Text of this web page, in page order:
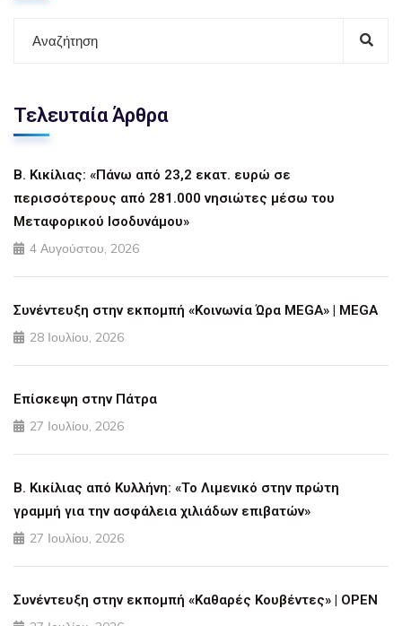
Τελευταία Άρθρα
Β. Κικίλιας: «Πάνω από 23,2 εκατ. ευρώ σε
περισσότερους από 281.000 νησιώτες μέσω του
Μεταφορικού Ισοδυνάμου»
4 Αυγούστου, 2026
Συνέντευξη στην εκπομπή «Κοινωνία Ώρα MEGA» | MEGA
28 Ιουλίου, 2026
Επίσκεψη στην Πάτρα
27 Ιουλίου, 2026
Β. Κικίλιας από Κυλλήνη: «Το Λιμενικό στην πρώτη
γραμμή για την ασφάλεια χιλιάδων επιβατών»
27 Ιουλίου, 2026
Συνέντευξη στην εκπομπή «Καθαρές Κουβέντες» | OPEN